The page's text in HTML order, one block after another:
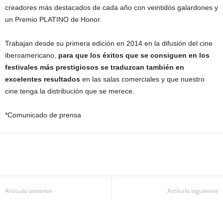
creadores más destacados de cada año con veintidós galardones y
un Premio PLATINO de Honor.
Trabajan desde su primera edición en 2014 en la difusión del cine
iberoamericano, para que los éxitos que se consiguen en los
festivales más prestigiosos se traduzcan también en
excelentes resultados en las salas comerciales y que nuestro
cine tenga la distribución que se merece.
*Comunicado de prensa
Artículo anterior Artículo siguiente